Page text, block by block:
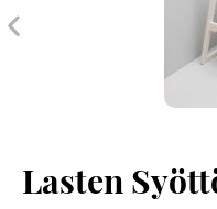
Edellinen
Lasten